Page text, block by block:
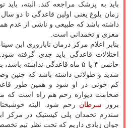
باید به پزشک مراجعه کند. البته،
زمان بلوغ یعنی اولین قاعدگی تا دو
داشته باشد که طبیعی و ناشی از عدم
مغزی و تخمدانی است.
بنابر اعلام مرکز درمان ناباروری ابن
اختلالات قاعدگی باید جدی گرفته
خانمی ۴ یا ۵ ماه قاعدگی
شدید و طولانی داشته باشد که چنین
کم خونی در او شود و همین طور
ضخامت دیواره رحم هم راه است که می
بروز سرطان رحم شود. البته
سندرم تخمدان پلی کیستیک در مرکز
جوان زیادی داریم که تحت نظر تیم